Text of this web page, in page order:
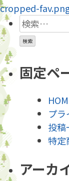
投
稿
ナ
ビ
ゲ
ー
シ
ョ
ン
cropped-
検
索:
固定ペ
プ
投稿
特定
アーカ